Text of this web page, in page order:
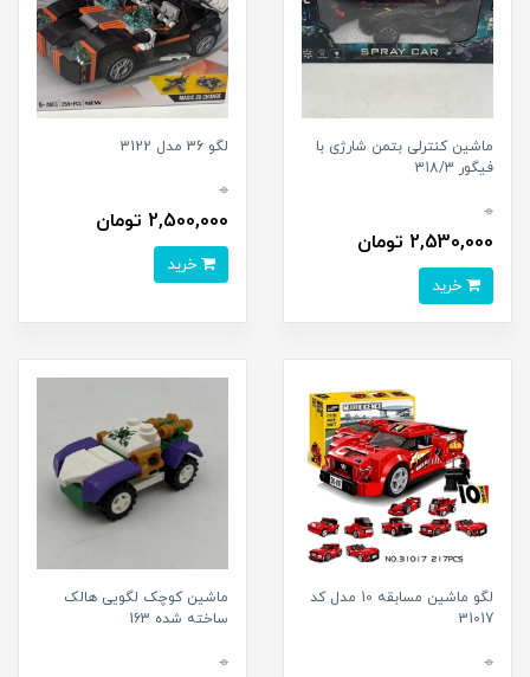
ماشین کنترلی بتمن شارژی با
فیگور 318/3
0
2,530,000 تومان
لگو 36 مدل 3122
0
2,500,000 تومان
لگو ماشین مسابقه 10 مدل کد
31017
0
ماشین کوچک لگویی هالک
ساخته شده 163
0